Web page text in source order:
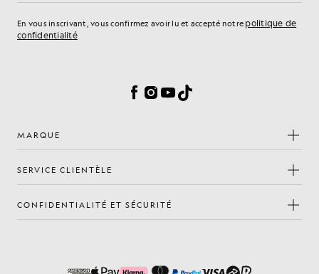
En vous inscrivant, vous confirmez avoir lu et accepté notre politique de
confidentialité
Facebook
Instagram
YouTube
TikTok
MARQUE
SERVICE CLIENTÈLE
CONFIDENTIALITÉ ET SÉCURITÉ